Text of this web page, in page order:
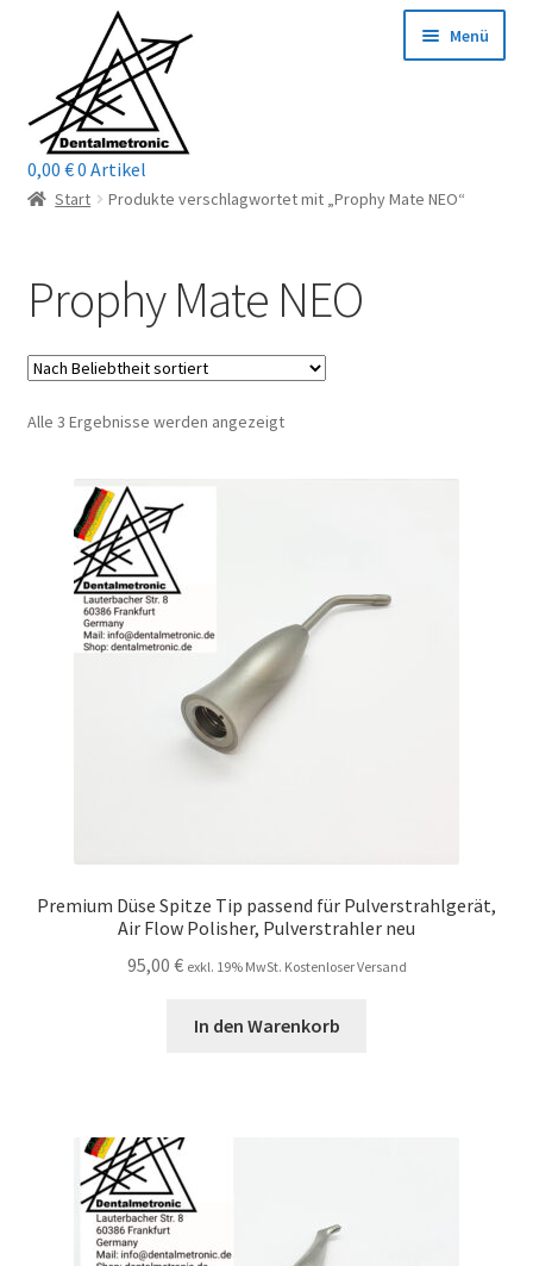
Navigation
springen
springen
Menü
Home
Mein Konto / Login
Kontakt
Reparaturservice
Wichtige Infos
Unsere Firma
Warenkorb
0,00 €0 Artikel
Start Produkte verschlagwortet mit „Prophy Mate NEO“
Prophy Mate NEO
Alle 3 Ergebnisse werden angezeigtNach
Premium Düse Spitze Tip passend für Pulverstrahlgerät,
Air Flow Polisher, Pulverstrahler neu
95,00 € exkl. 19% MwSt. Kostenloser Versand
In den Warenkorb